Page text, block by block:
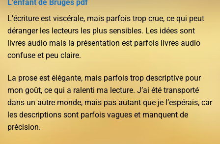
L’enfant de Bruges pdf
L’écriture est viscérale, mais parfois trop crue, ce qui peut
déranger les lecteurs les plus sensibles. Les idées sont
livres audio mais la présentation est parfois livres audio
confuse et peu claire.
La prose est élégante, mais parfois trop descriptive pour
mon goût, ce qui a ralenti ma lecture. J’ai été transporté
dans un autre monde, mais pas autant que je l’espérais, car
les descriptions sont parfois vagues et manquent de
précision.